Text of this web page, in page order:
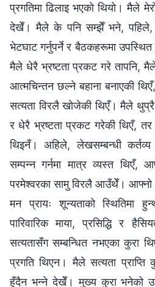
प्रगतिमा ढिलाइ भएको थियो। मैले
देखेँ। मैले के पनि सम्झेँ भने, पहिले,
भेटघाट गर्नुपर्ने र बैठकहरूमा उपस्थित
मैले धेरै भ्रष्टता प्रकट गरे तापनि,
आत्मचिन्तन छल्ने बहाना बनाएकी
सत्यता विरलै खोजेकी थिएँ। मैले
र धेरै भ्रष्टता प्रकट गरेकी थिएँ,
थिइनँ। अहिले, लेखसम्बन्धी
सम्पन्न गर्नमा मात्र व्यस्त थिएँ,
परमेश्‍वरका सामु विरलै आउँथेँ। आफ्नो
मन प्रायः शून्यताको स्थितिमा
पारिवारिक माया, प्रसिद्धि र
सत्यतासँग सम्बन्धित नभएका कुरा
प्रगति थिएन। मैले सत्यता प्राप्ति
हुँदैन भन्‍ने देखेँ। मुख्य कुरा भनेको